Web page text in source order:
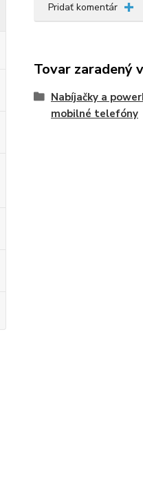
Pridať komentár
Tovar zaradený
Nabíjačky a
mobilné telefóny